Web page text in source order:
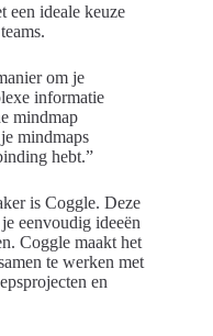
een ideale keuze
om je
informatie
mindmap
mindmaps
hebt.”
is Coggle. Deze
eenvoudig ideeën
Coggle maakt het
te werken met
en